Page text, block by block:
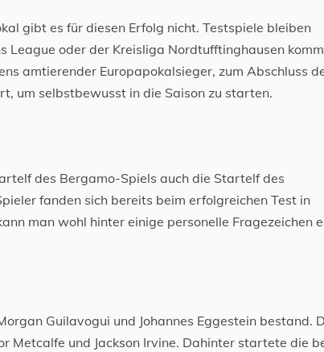
gibt es für diesen Erfolg nicht. Testspiele bleiben
League oder der Kreisliga Nordtufftinghausen
amtierender Europapokalsieger, zum Abschluss
um selbstbewusst in die Saison zu starten.
des Bergamo-Spiels auch die Startelf des
fanden sich bereits beim erfolgreichen Test in
man wohl hinter einige personelle Fragezeichen
Guilavogui und Johannes Eggestein bestand.
Metcalfe und Jackson Irvine. Dahinter startete die